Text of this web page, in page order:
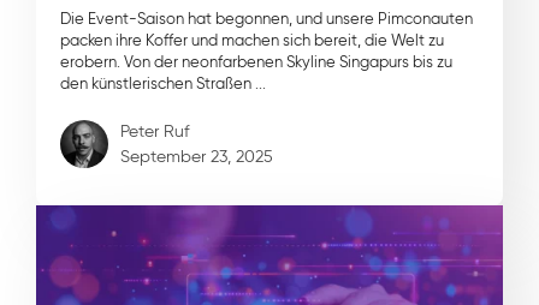
Die Event-Saison hat begonnen, und unsere Pimconauten
packen ihre Koffer und machen sich bereit, die Welt zu
erobern. Von der neonfarbenen Skyline Singapurs bis zu
den künstlerischen Straßen ...
Peter Ruf
September 23, 2025